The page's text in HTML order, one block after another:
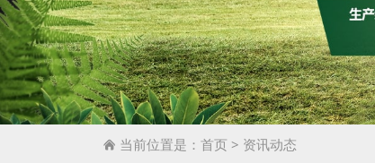
 当前位置是： 首页 > 资讯动态